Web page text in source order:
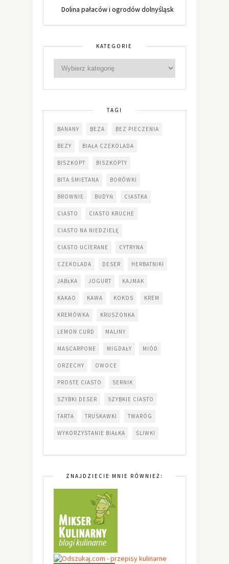
Dolina pałaców i ogrodów dolnyśląsk
KATEGORIE
TAGI
BANANY BEZA BEZ PIECZENIA
BEZY BIAŁA CZEKOLADA
BISZKOPT BISZKOPTY
BITA ŚMIETANA BORÓWKI
BROWNIE BUDYŃ CIASTKA
CIASTO CIASTO KRUCHE
CIASTO NA NIEDZIELĘ
CIASTO UCIERANE CYTRYNA
CZEKOLADA DESER HERBATNIKI
JABŁKA JOGURT KAJMAK
KAKAO KAWA KOKOS KREM
KREMÓWKA KRUSZONKA
LEMON CURD MALINY
MASCARPONE MIGDAŁY MIÓD
ORZECHY OWOCE
PROSTE CIASTO SERNIK
SZYBKI DESER SZYBKIE CIASTO
TARTA TRUSKAWKI TWARÓG
WYKORZYSTANIE BIAŁKA ŚLIWKI
ZNAJDZIECIE MNIE RÓWNIEŻ: